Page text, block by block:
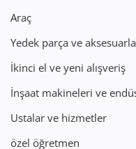
Araç
Yedek parça ve
İkinci el ve yeni alışveriş
İnşaat makineleri ve
Ustalar ve hizmetler
özel öğretmen